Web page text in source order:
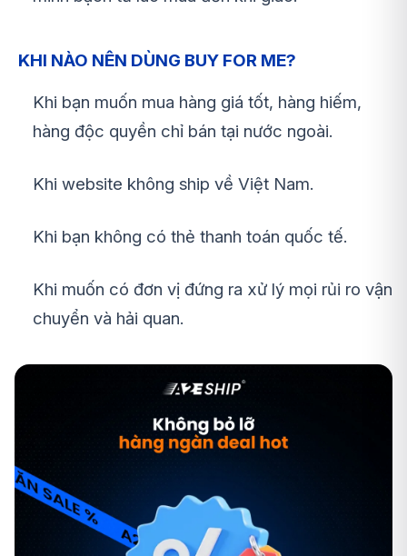
KHI NÀO NÊN DÙNG BUY FOR ME?
Khi bạn muốn mua hàng giá tốt, hàng hiếm,
hàng độc quyền chỉ bán tại nước ngoài.
Khi website không ship về Việt Nam.
Khi bạn không có thẻ thanh toán quốc tế.
Khi muốn có đơn vị đứng ra xử lý mọi rủi ro vận
chuyển và hải quan.